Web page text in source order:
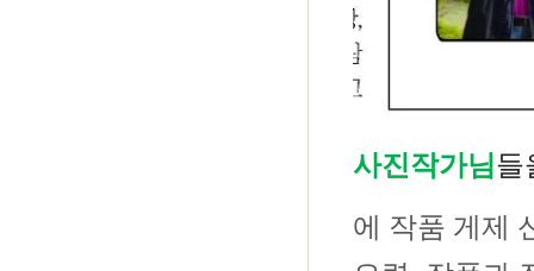
사진작가님들
에 작품 게제